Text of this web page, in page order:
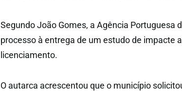
Segundo João Gomes, a Agência Portuguesa
processo à entrega de um estudo de impacte
licenciamento.
O autarca acrescentou que o município